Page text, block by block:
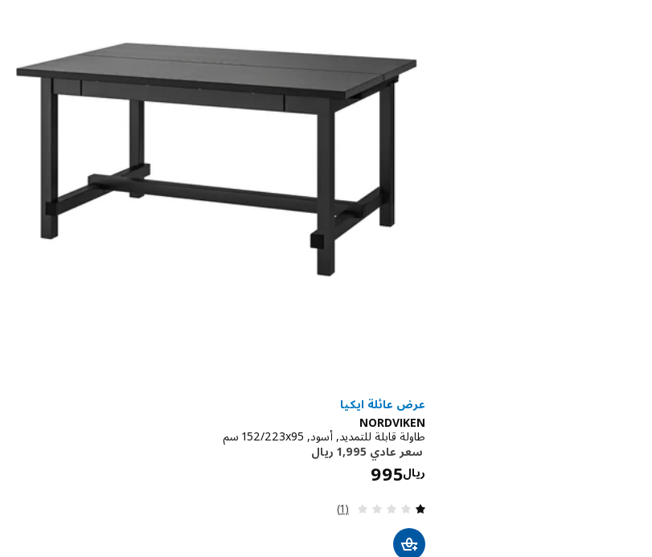
NORDVIKEN
طاولة قابلة للتمديد, أسود, ‎152/223x95 سم‏
ريال
مراجعة: 1 من أصل 5 نجوم. إجمالي المراجعات:(1)